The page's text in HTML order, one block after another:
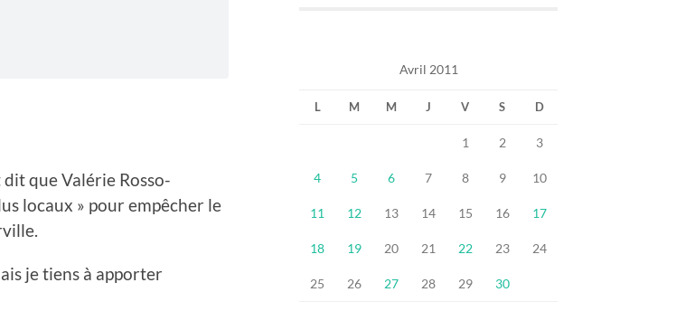
que Valérie Rosso-
locaux » pour empêcher le
je tiens à apporter
Avril 2011
L M M J V S D
1 2 3
4 5 6 7 8 9 10
11 12 13 14 15 16 17
18 19 20 21 22 23 24
25 26 27 28 29 30